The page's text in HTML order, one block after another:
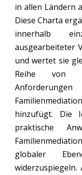
in allen Ländern
Diese Charta
innerhalb
ausgearbeiteter
und wertet sie
Reihe von
hinzufügt. Die
praktische
globaler